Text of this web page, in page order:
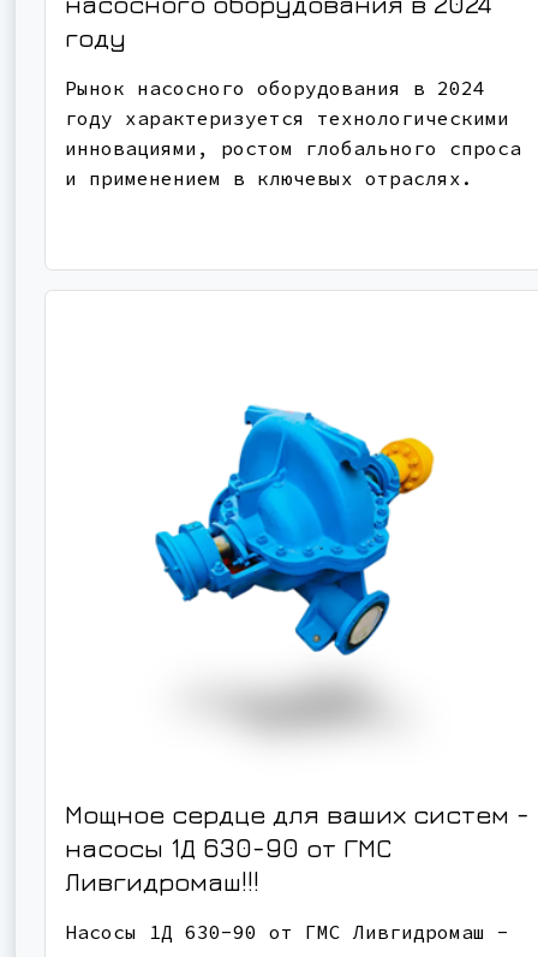
году
Рынок насосного оборудования в 2024
году характеризуется технологическими
инновациями, ростом глобального спроса
и применением в ключевых отраслях.
Мощное сердце для ваших систем -
насосы 1Д 630-90 от ГМС
Ливгидромаш!!!
Насосы 1Д 630-90 от ГМС Ливгидромаш -